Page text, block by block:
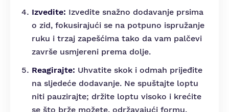
Izvedite: Izvedite snažno dodavanje prsima
o zid, fokusirajući se na potpuno ispružanje
ruku i trzaj zapešćima tako da vam palčevi
završe usmjereni prema dolje.
Reagirajte: Uhvatite skok i odmah prijeđite
na sljedeće dodavanje. Ne spuštajte loptu
niti pauzirajte; držite loptu visoko i krećite
se što brže možete, održavajući formu.